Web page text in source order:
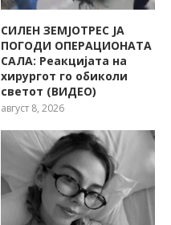
СИЛЕН ЗЕМЈОТРЕС ЈА
ПОГОДИ ОПЕРАЦИОНАТА
САЛА: Реакцијата на
хирургот го обиколи
светот (ВИДЕО)
август 8, 2026